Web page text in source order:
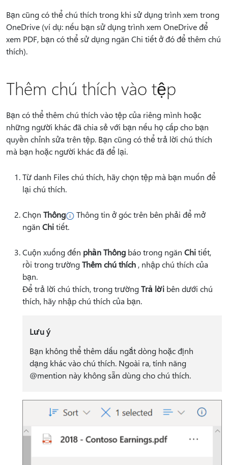
Bạn cũng có thể chú thích trong khi sử dụng trình xem trong
OneDrive (ví dụ: nếu bạn sử dụng trình xem OneDrive để
xem PDF, bạn có thểsử dụng ngăn Chi tiết ở đó để thêm chú
thích).
Thêm chú thích vào tệp
Bạn có thể thêm chú thích vào tệp của riêng mình hoặc
những người khác đã chia sẻ với bạn nếu họ cấp cho bạn
quyền chỉnh sửa trên tệp. Bạn cũng có thể trả lời chú thích
mà bạn hoặc người khác đã để lại.
Từ danh Files chú thích, hãy chọn tệp mà bạn muốn để
lại chú thích.
Chọn Thông
Thông tin ở góc trên bên phải để mở
ngăn Chitiết.
Cuộn xuống đến phần Thông báo trong ngăn Chitiết,
rồi trong trườngThêm chú thích , nhập chú thích của
bạn.
Để trả lời chú thích, trong trườngTrả lời bên dưới chú
thích, hãy nhập chú thích của bạn.
Lưu ý
Bạn không thể thêm dấu ngắt dòng hoặc định
dạng khác vào chú thích. Ngoài ra, tính năng
@mention này không sẵn dùng cho chú thích.